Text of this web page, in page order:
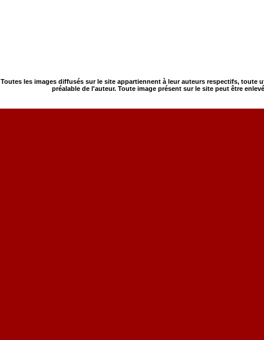
Toutes les images diffusés sur le site appartiennent à leur auteurs respectifs,
préalable de l'auteur. Toute image présent sur le site peut être